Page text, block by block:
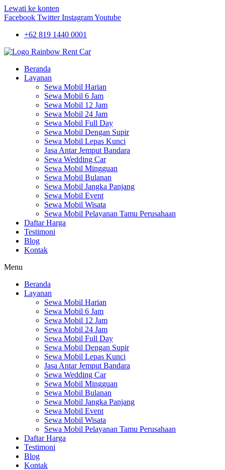
Lewati ke konten
Facebook Twitter InstagramYoutube
+62 819 1440 0001
Beranda
Layanan
Sewa Mobil Harian
Sewa Mobil 6 Jam
Sewa Mobil 12 Jam
Sewa Mobil 24 Jam
Sewa Mobil Full Day
Sewa Mobil Dengan Supir
Sewa Mobil Lepas Kunci
Jasa Antar Jemput Bandara
Sewa Wedding Car
Sewa Mobil Mingguan
Sewa Mobil Bulanan
Sewa Mobil Jangka Panjang
Sewa Mobil Event
Sewa Mobil Wisata
Sewa Mobil Pelayanan Tamu Perusahaan
Daftar Harga
Testimoni
Blog
Kontak
Menu
Beranda
Layanan
Sewa Mobil Harian
Sewa Mobil 6 Jam
Sewa Mobil 12 Jam
Sewa Mobil 24 Jam
Sewa Mobil Full Day
Sewa Mobil Dengan Supir
Sewa Mobil Lepas Kunci
Jasa Antar Jemput Bandara
Sewa Wedding Car
Sewa Mobil Mingguan
Sewa Mobil Bulanan
Sewa Mobil Jangka Panjang
Sewa Mobil Event
Sewa Mobil Wisata
Sewa Mobil Pelayanan Tamu Perusahaan
Daftar Harga
Testimoni
Blog
Kontak